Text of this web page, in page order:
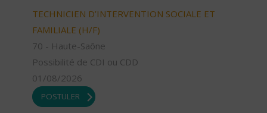
TECHNICIEN D’INTERVENTION SOCIALE ET
FAMILIALE (H/F)
70 - Haute-Saône
Possibilité de CDI ou CDD
01/08/2026
POSTULER